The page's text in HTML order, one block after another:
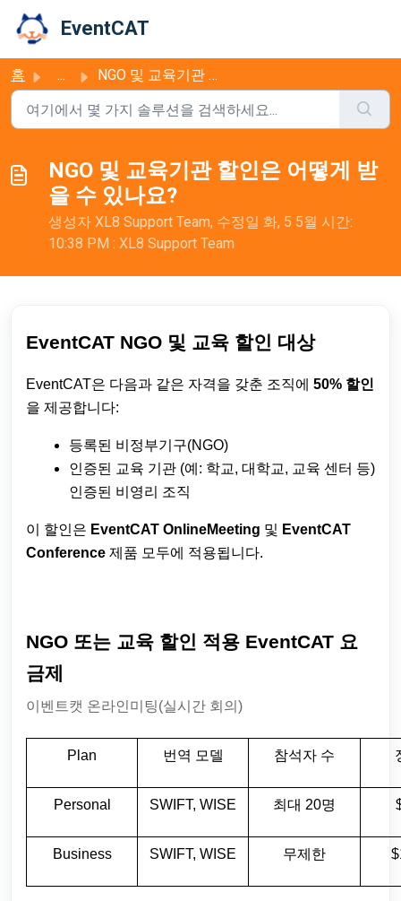
EventCAT
홈 ... NGO 및 교육기관 할인은 어떻게 받을 수 있나요?
NGO 및 교육기관 할인은 어떻게 받
을 수 있나요?
생성자 XL8 Support Team, 수정일 화, 5 5월 시간:
10:38 PM : XL8 Support Team
EventCAT NGO 및 교육 할인 대상
EventCAT은 다음과 같은 자격을 갖춘 조직에 50% 할인
을 제공합니다:
등록된 비정부기구(NGO)
인증된 교육 기관 (예: 학교, 대학교, 교육 센터 등)
인증된 비영리 조직
이 할인은 EventCAT OnlineMeeting 및 EventCAT
Conference 제품 모두에 적용됩니다.
NGO 또는 교육 할인 적용 EventCAT 요
금제
이벤트캣 온라인미팅(실시간 회의)
Plan 번역 모델 참석자 수
Personal SWIFT, WISE 최대 20명
Business SWIFT, WISE 무제한